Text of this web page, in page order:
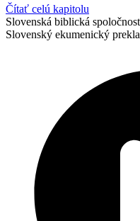
Čítať celú kapitolu
Slovenská biblická
Slovenský ekumenický